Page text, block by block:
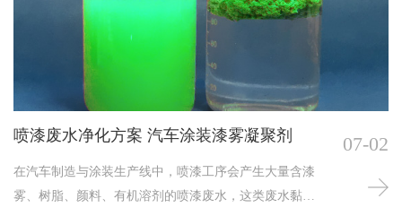
喷漆废水净化方案 汽车涂装漆雾凝聚剂
在汽车制造与涂装生产线中，喷漆工序会产生大量含漆
雾、树脂、颜料、有机溶剂的喷漆废水，这类废水黏度
07-02